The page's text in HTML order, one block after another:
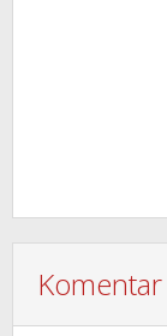
Komentar